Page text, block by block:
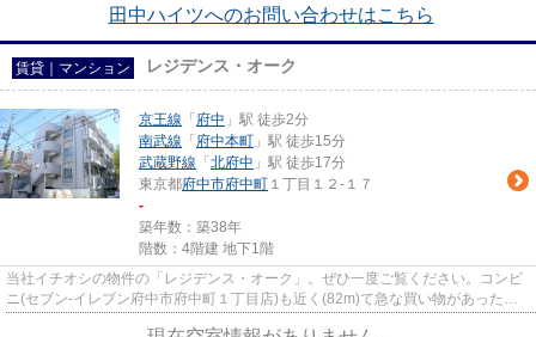
田中ハイツへのお問い合わせはこちら
賃貸｜マンション レジデンス・オーク
京王線 「 府中 」駅 徒歩2分
南武線 「 府中本町 」駅 徒歩15分
武蔵野線 「 北府中 」駅 徒歩17分
東京都府中市府中町 １丁目１２-１７
-
築年数：築38年
階数：4階建 地下1階
当社イチオシの物件の「レジデンス・オーク」。ぜひ一度ご覧ください。コンビ
ニ(セブン-イレブン府中市府中町１丁目店)も近く(82m)て急な買い物があった時